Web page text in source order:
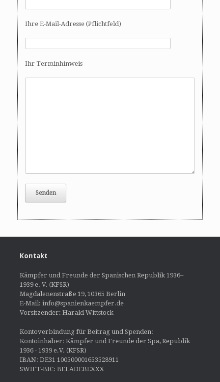
Ihre E-Mail-Adresse (Pflichtfeld)
Ihr Terminhinweis
Kontakt
Kämpfer und Freunde der Spanischen Republik 1936–
1939 e. V. (KFSR)
Magdalenenstraße 19, 10365 Berlin
E-Mail: info@spanienkaempfer.de
Vorsitzender: Harald Wittstock
Kontoverbindung für Beitrag und Spenden:
Kontoinhaber: Kämpfer und Freunde der Spa, Republik
1936 - 1939 e.V. (KFSR)
IBAN: DE31 100500001653528911
SWIFT-BIC: BELADEBEXXX